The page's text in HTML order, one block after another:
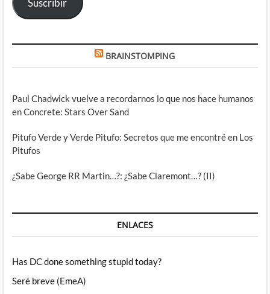
Suscribir
BRAINSTOMPING
Paul Chadwick vuelve a recordarnos lo que nos hace humanos
en Concrete: Stars Over Sand
Pitufo Verde y Verde Pitufo: Secretos que me encontré en Los
Pitufos
¿Sabe George RR Martin…?: ¿Sabe Claremont…? (II)
ENLACES
Has DC done something stupid today?
Seré breve (EmeA)